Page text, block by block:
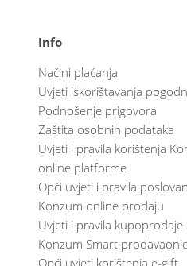
Info
Načini plaćanja
Uvjeti iskorištavanja
Podnošenje prigovora
Zaštita osobnih podataka
Uvjeti i pravila korištenja
online platforme
Opći uvjeti i pravila
Konzum online prodaju
Uvjeti i pravila kupoprodaje
Konzum Smart
Opći uvjeti korištenja e-gift